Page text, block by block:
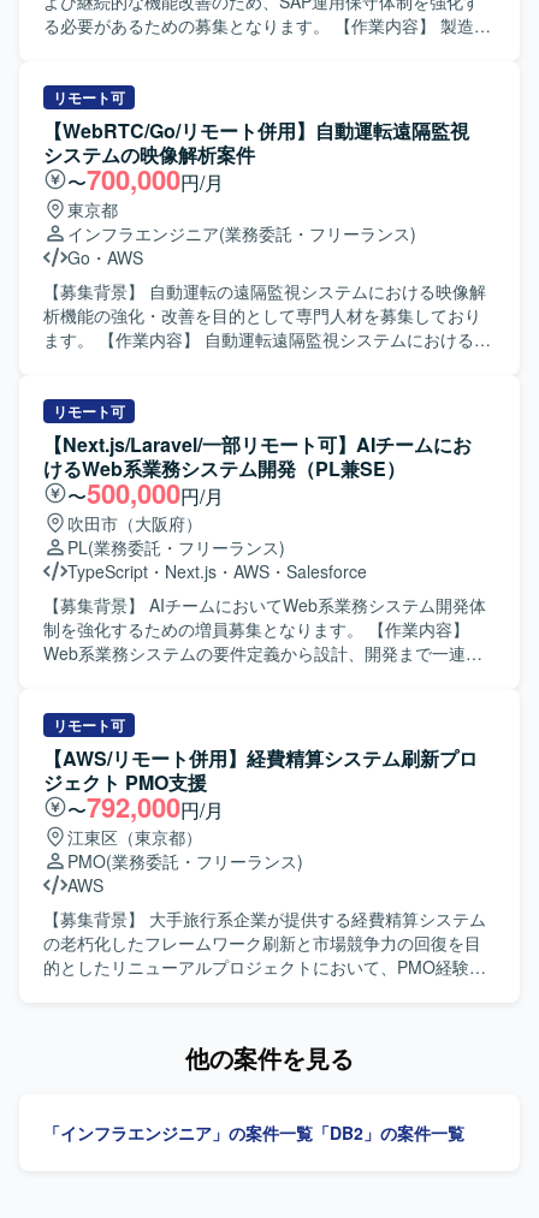
敷設やVPNの導入支援、既存PCのリプレースやMDM導入支
課題に対して、新規サービス（EDR、ゼロタッチデプロイ
メントなど）の比較・技術検証、ヘルプデスクからのエス
カレーション案件のサポート、既存サービスの高度化支援
（ツール間連携、AI活用など）、グループ会社へのITサポー
ト体制の強化支援などの業務にも携わっていただきます。
【求める人物像】 ITインフラ領域において主体的にプロジ
ェクトを推進でき、関係部門や外部パートナーと円滑にコ
ミュニケーションを取りながら調整・合意形成を進められ
る方を求めております。変化の多い環境下でも柔軟に対応
し、自ら課題を発見して解決策を提案・実行していただけ
る方にご活躍いただきたいと考えております。 【ポジショ
盤、コラボレーションツール、ネットワーク、エンドポイ
ント管理など幅広いITインフラ領域に携われるため、技
術・知見の幅を広げられる環境です。また、新規サービス
の技術検証や既存サービスの高度化といった戦略的なテー
マにも関与できるため、企画・検証から実務まで一貫した
経験を積むことができます。 【開発環境】 Active Directory
/ Entra ID、Microsoft365、Google Workspace、WAN / LAN
/ VPN、PCキッティング、MDM（Intune, Jamf 等）、
EDR、ゼロタッチデプロイメント（Autopilot, Apple DEP
等）、Windows / Linuxサーバ、Azure、AWS、各種セキュ
リティソリューション、iPaaS、RPAなどを活用したITイン
る必要があるための募集となります。 【作業内容】 製造メ
よび対応方針の検討、変更要求に対する要件整理や概要設
計、顧客からの問い合わせ内容の分析および回答作成、な
らびに必要に応じたABAPプログラムの改修や動作確認など
を担当していただきます。また、関連部門との調整やドキ
ュメント作成なども実施していただきます。 【求める人物
像】 SAPの業務・技術両面に主体的に取り組み、関係者と
円滑にコミュニケーションを取りながら課題解決を進めて
いただける方を求めております。自ら状況を整理し、顧客
の要望を的確に理解して提案・改善に結びつけられる方に
ご活躍いただける環境です。 【ポジションの魅力】 複数モ
ジュール（SD/MM/PP）に関わりながら、導入後の運用保
義から設計・改善提案まで幅広いフェーズを経験でき、
SAPスキルを一層高めていただけます。 【開発環境】 SAP
ERP環境上での運用保守・改修作業が中心となり、ABAPに
よるプログラム改修および関連ドキュメントの作成を行っ
ていただきます。
リモート可
【WebRTC/Go/リモート併用】自動運転遠隔監視
システムの映像解析案件
〜700,000円/月
東京都
インフラエンジニア(業務委託・フリーランス)
Go ・ AWS
【募集背景】 自動運転の遠隔監視システムにおける映像解
析機能の強化・改善を目的として専門人材を募集しており
ます。 【作業内容】 自動運転遠隔監視システムにおける映
出・改善検討などを行っていただきます。 【求める人物
像】 自律的に業務を推進し、関係者と円滑にコミュニケー
ションを取りながら問題解決に取り組んでいただける方を
求めております。技術的な検証やデバッグ作業を粘り強く
行っていただける方が望ましいです。 【ポジションの魅
力】 自動運転という先端領域の遠隔監視システムに携わる
ことで、映像解析や映像伝達プロトコルに関する高度な知
見を深めていただけます。今後の事業展開にもつながるシ
ステムの品質向上に直接貢献していただけるポジションで
す。 【開発環境】 映像伝達プロトコルとしてSRTや
WebRTCを利用した環境での解析・デバッグを行っていた
リモート可
【Next.js/Laravel/一部リモート可】AIチームにお
けるWeb系業務システム開発（PL兼SE）
〜500,000円/月
吹田市（大阪府）
PL(業務委託・フリーランス)
TypeScript ・ Next.js ・ AWS ・ Salesforce
【募集背景】 AIチームにおいてWeb系業務システム開発体
制を強化するための増員募集となります。 【作業内容】
Web系業務システムの要件定義から設計、開発まで一連の
す。 基本設計・詳細設計、設計レビューを実施し、品質を
担保しながら開発を進めていただきます。 開発メンバーへ
のタスク割り振りや進行管理など、プロジェクトリーダー
としてのマネジメントも行っていただきます。 【求める人
物像】 プロジェクトの目的達成に向けて主体的に動き、自
ら課題を見つけて解決へ導ける方を求めております。 AI技
術や新しい開発手法に対して前向きにキャッチアップし、
チームへ知見を共有していただける方を歓迎いたします。
【ポジションの魅力】 AIチームの一員として、AIを活用し
たWeb系業務システム開発に上流工程から関わることがで
きます。 Next.jsやLaravelを用いたモダンな技術スタックで
できるポジションです。 【開発環境】 Next.jsやLaravelを
技術なども用いながら、AI関連のAPIやサービスと連携した
リモート可
【AWS/リモート併用】経費精算システム刷新プロ
ジェクト PMO支援
〜792,000円/月
江東区（東京都）
PMO(業務委託・フリーランス)
AWS
【募集背景】 大手旅行系企業が提供する経費精算システム
の老朽化したフレームワーク刷新と市場競争力の回復を目
的としたリニューアルプロジェクトにおいて、PMO経験者
要件の整理を支援していただきます。プロジェクト全体の
工程までの推進支援を行い、完成後の移行計画策定を支援
他の案件を見る
「インフラエンジニア」の案件一覧 「DB2」の案件一覧